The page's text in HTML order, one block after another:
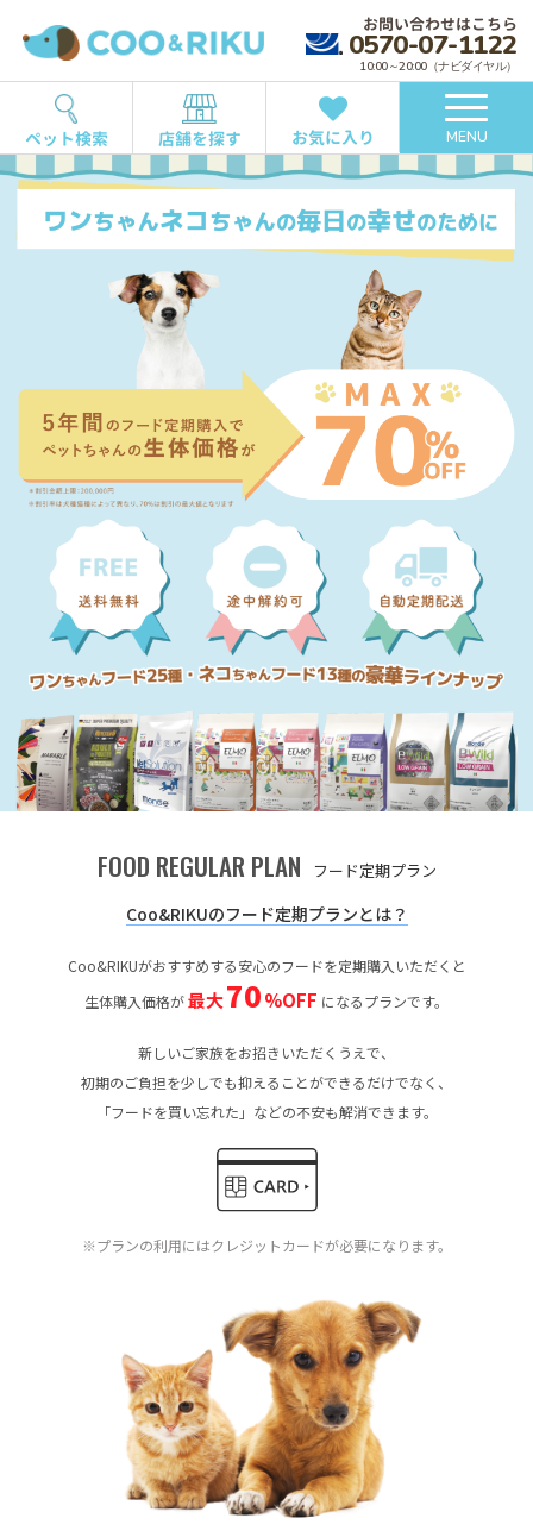
お問い合わせはこちら
0570-07-1122
10:00～20:00（ナビダイヤル）
ペット検索 店舗を探す お気に入り MENU
FOOD REGULAR PLAN フード定期プラン
Coo&RIKUのフード定期プランとは？
Coo&RIKUがおすすめする安心のフードを定期購入いただくと
生体購入価格が最大70%OFF になるプランです。
新しいご家族をお招きいただくうえで、
初期のご負担を少しでも抑えることができるだけでなく、
「フードを買い忘れた」などの不安も解消できます。
※プランの利用にはクレジットカードが必要になります。